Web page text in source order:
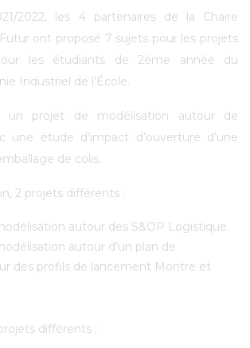
2022, les 4 partenaires de la Chaire
ont proposé 7 sujets pour les projets
les étudiants de 2ème année du
Industriel de l’École.
un projet de modélisation autour de
une étude d’impact d’ouverture d’une
de colis.
2 projets différents :
autour des S&OP Logistique.
autour d’un plan de
des profils de lancement Montre et
différents :